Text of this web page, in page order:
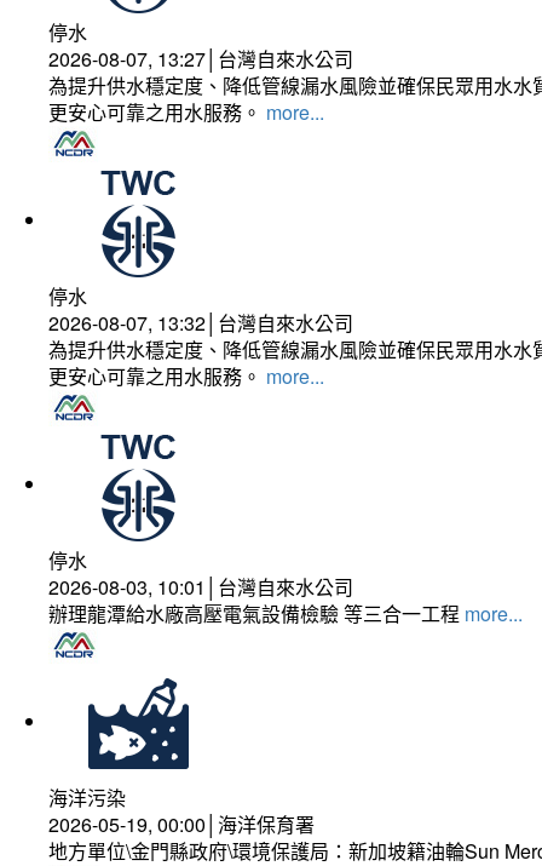
停水
2026-08-07, 13:27│台灣自來水公司
為提升供水穩定度、降低管線漏水風險並確保民眾用水
更安心可靠之用水服務。 more...
停水
2026-08-07, 13:32│台灣自來水公司
為提升供水穩定度、降低管線漏水風險並確保民眾用水
更安心可靠之用水服務。 more...
停水
2026-08-03, 10:01│台灣自來水公司
辦理龍潭給水廠高壓電氣設備檢驗 等三合一工程 more...
海洋污染
2026-05-19, 00:00│海洋保育署
地方單位\金門縣政府\環境保護局：新加坡籍油輪Sun